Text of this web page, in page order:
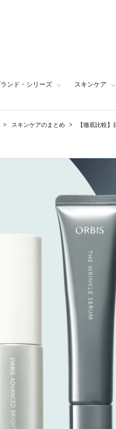
ンド・シリーズ スキンケア
スキンケアのまとめ 【徹底比較